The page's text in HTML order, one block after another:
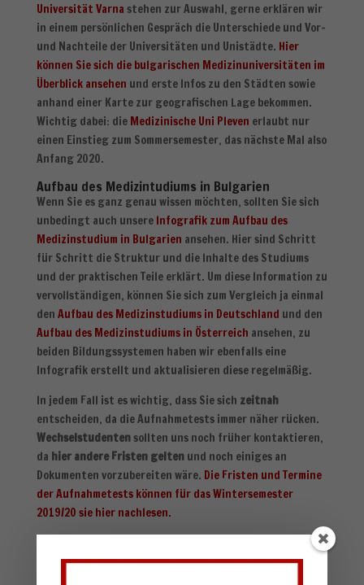
Universität Varna stehen zur Auswahl, gerne erklären wir
in einem persönlichen Gespräch die Unterschiede und Vor-
und Nachteile der Universitäten und Unistädte. Hier
können Sie sich die bulgarischen Medizinuniversitäten im
Überblick ansehen und erste Infos zu den Städten sowie
anhand einer Karte zur geografischen Lage bekommen.
Wichtig dabei: die Medizinische Uni Pleven erlaubt nur
einen Einstieg zum Sommersemester, das nächste Mal also
Anfang 2020.
Aufbau des Medizintudiums in Bulgarien
Wenn Sie es ganz genau wissen möchten, sollten Sie sich
unbedingt auch unsere Infografik zum Aufbau des
Medizinstudium in Bulgarien ansehen. Hier sind Schritt
für Schritt die Struktur und die Inhalte des Studiums
und der praktischen Teile erklärt. Um diese Information zu
vervollständigen, können Sie sich zum Vergleich ja einmal
den Aufbau des Medizinstudiums in Deutschland und den
Aufbau des Medizinstudiums in Österreich ansehen, zu
beiden Bildungssystemen haben wir ebenfalls eine
Infografik erstellt und aktualisieren diese regelmäßig.
In jedem Fall ist es wichtig, dass Sie sich zeitnah
entscheiden, da die Aufnahmetests immer näher rücken.
Wechselstudentensollten uns noch früher kontaktieren,
da hier andere Fristen geltenund noch einiges an
Dokumenten vorzubereiten wäre. Die Fristen und Termine
der Aufnahmetests können für das Wintersemester
2019/20 sie hier nachlesen.
Überarbeitung/Übersetzung/Legalisierung der